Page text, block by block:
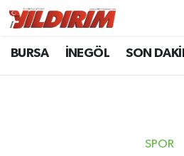
BURSA İNEGÖL SON
SPOR
BURSA
Bursa Nöbetçi Eczaneler